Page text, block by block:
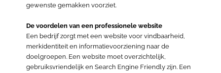
gewenste gemakken voorziet.
De voordelen van een professionele website
Een bedrijf zorgt met een website voor vindbaarheid,
merkidentiteit en informatievoorziening naar de
doelgroepen. Een website moet overzichtelijk,
gebruiksvriendelijk en Search Engine Friendly zijn. Een